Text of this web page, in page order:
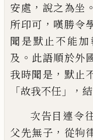
安處 ， 說之為坐 。
所印可 ， 嘆勝令
聞是默止不能加
及 。 此語順於外
我時聞是 ， 默止
「故我不任 」，
次告目連令
父先無子 ， 從𤘽